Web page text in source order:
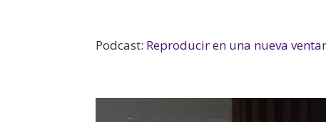
Podcast: Reproducir en una nueva